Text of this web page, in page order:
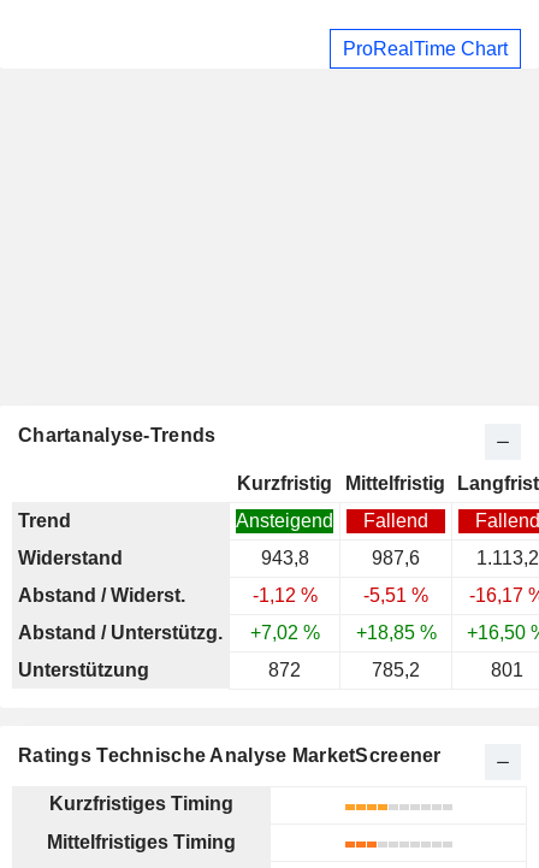
ProRealTime Chart
Chartanalyse-Trends
Kurzfristig Mittelfristig
Trend
Ansteigend Fallend
Fallend
Widerstand
943,8 987,6
1.113,2
Abstand / Widerst.
-1,12 % -5,51 %
-16,17
Abstand / Unterstützg.
+7,02 % +18,85 %
+16,50
Unterstützung
872 785,2 801
Ratings Technische Analyse MarketScreener
Kurzfristiges Timing
Mittelfristiges Timing